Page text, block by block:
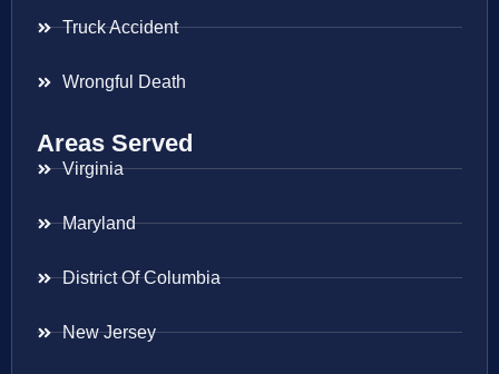
Truck Accident
Wrongful Death
Areas Served
Virginia
Maryland
District Of Columbia
New Jersey